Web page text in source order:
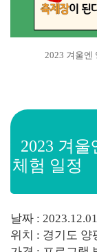
2023 겨울엔
2023 겨
체험 일정
날짜 :
위치 : 경기도 양